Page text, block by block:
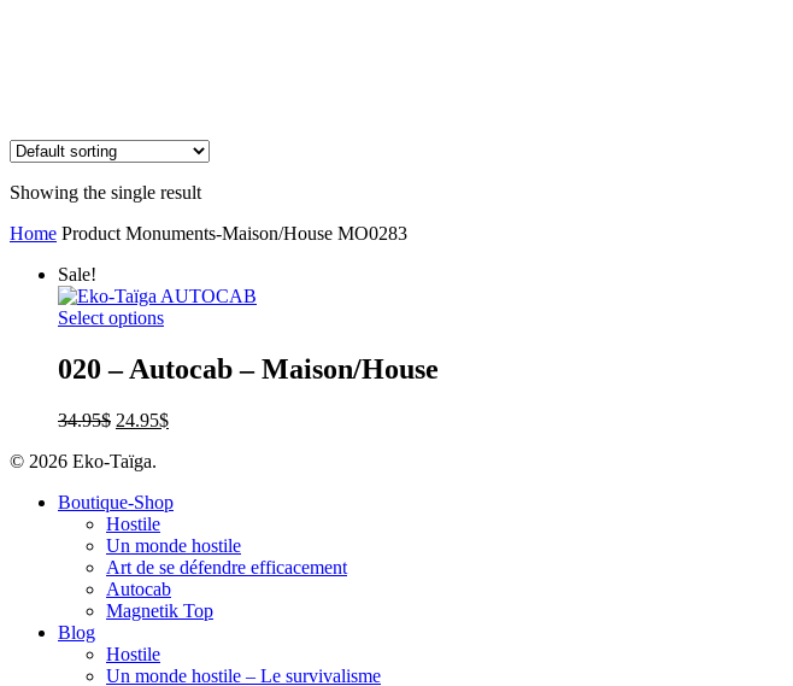
Showing the single result
Home Product Monuments-Maison/House MO0283
Sale!
Select options
020 – Autocab – Maison/House
34.95$ 24.95$
© 2026 Eko-Taïga.
Boutique-Shop
Hostile
Un monde hostile
Art de se défendre efficacement
Autocab
Magnetik Top
Blog
Hostile
Un monde hostile – Le survivalisme